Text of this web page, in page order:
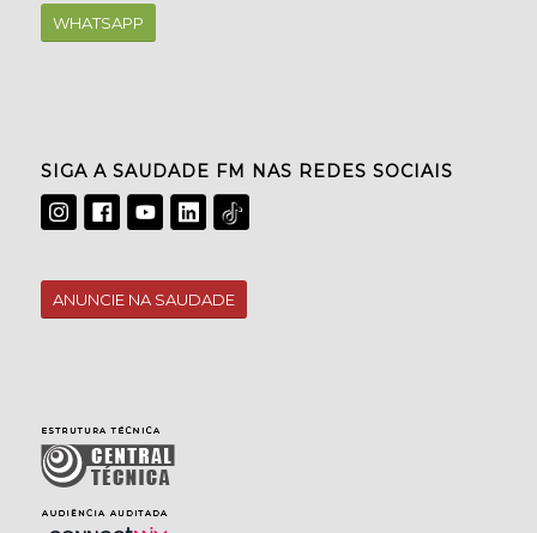
WHATSAPP
SIGA A SAUDADE FM NAS REDES SOCIAIS
ANUNCIE NA SAUDADE